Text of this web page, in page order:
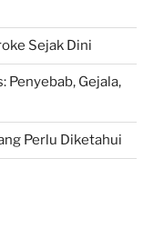
Sejak Dini
Gejala,
Perlu Diketahui